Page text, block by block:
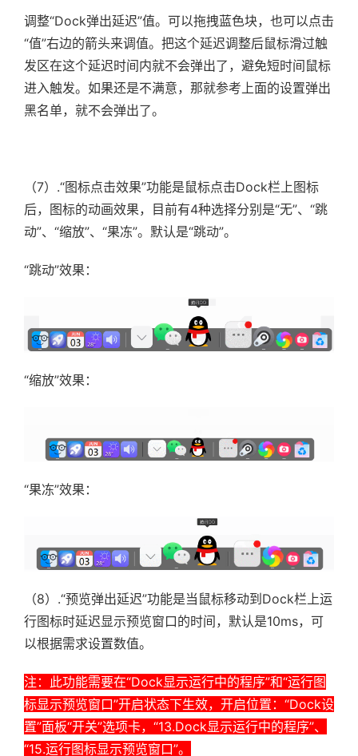
调整“Dock弹出延迟”值。可以拖拽蓝色块，也可以点击
“值”右边的箭头来调值。把这个延迟调整后鼠标滑过触
发区在这个延迟时间内就不会弹出了，避免短时间鼠标
进入触发。如果还是不满意，那就参考上面的设置弹出
黑名单，就不会弹出了。
（7）.“图标点击效果”功能是鼠标点击Dock栏上图标
后，图标的动画效果，目前有4种选择分别是“无”、“跳
动”、“缩放”、“果冻”。默认是“跳动”。
“跳动”效果：
“缩放”效果：
“果冻”效果：
（8）.“预览弹出延迟”功能是当鼠标移动到Dock栏上运
行图标时延迟显示预览窗口的时间，默认是10ms，可
以根据需求设置数值。
注：此功能需要在“Dock显示运行中的程序”和“运行图
标显示预览窗口”开启状态下生效，开启位置：“Dock设
置”面板“开关”选项卡，“13.Dock显示运行中的程序”、
“15.运行图标显示预览窗口”。